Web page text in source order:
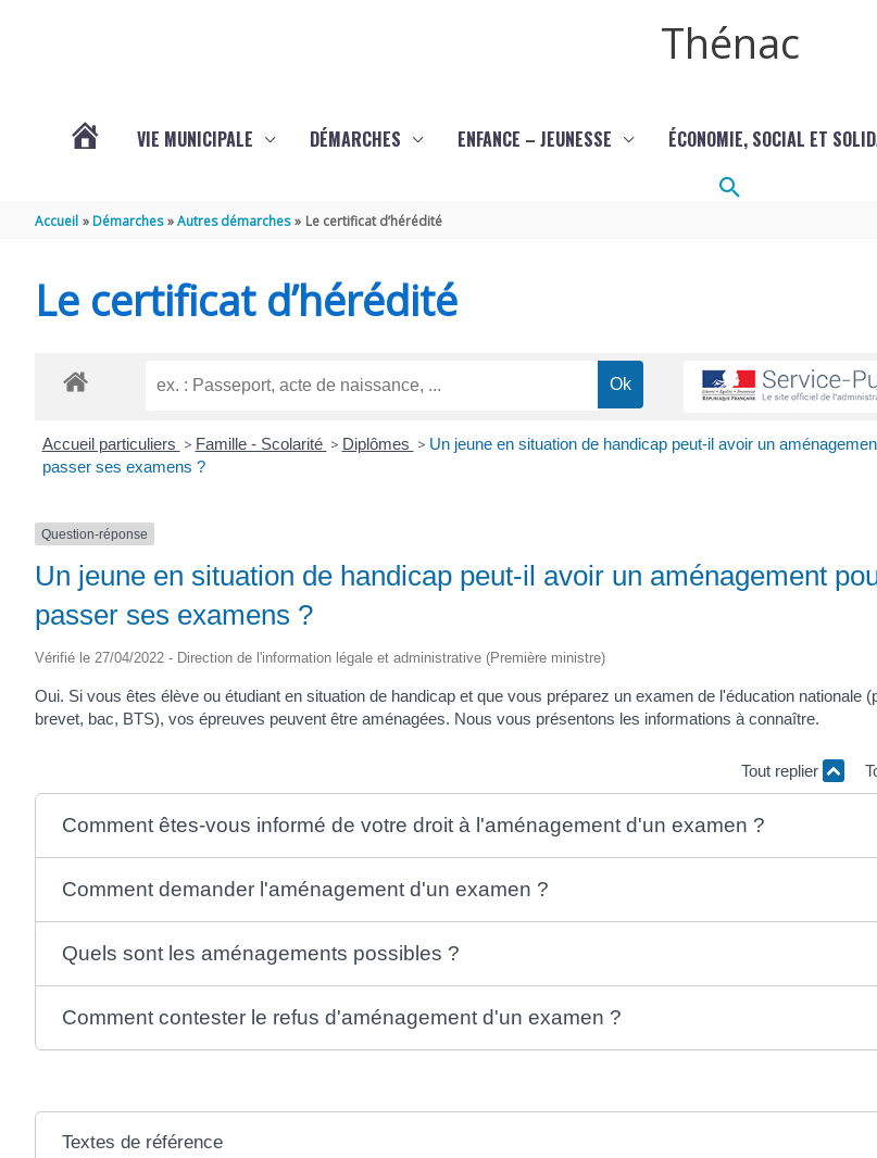
Thénac
THÉNAC
VIE MUNICIPALE DÉMARCHES ENFANCE – JEUNESSE ÉCONOMIE, SOCIAL ET
Rechercher
Accueil Démarches Autres démarches Le certificat d’hérédité
Le certificat d’hérédité
Accueil particuliers > Famille - Scolarité > Diplômes > Un jeune en situation de handicap peut-il avoir un
passer ses examens ?
Question-réponse
Un jeune en situation de handicap peut-il avoir un aménagement
passer ses examens ?
Vérifié le 27/04/2022 - Direction de l'information légale et administrative (Première ministre)
Oui. Si vous êtes élève ou étudiant en situation de handicap et que vous préparez un examen de l'éducation nationale
brevet, bac, BTS), vos épreuves peuvent être aménagées. Nous vous présentons les informations à connaître.
Tout replier
Comment êtes-vous informé de votre droit à l'aménagement d'un examen ?
Comment demander l'aménagement d'un examen ?
Quels sont les aménagements possibles ?
Comment contester le refus d'aménagement d'un examen ?
Textes de référence